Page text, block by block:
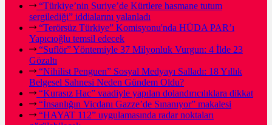
“Türkiye’nin Suriye’de Kürtlere hasmane tutum
sergilediği” iddialarını yalanladı
“Terörsüz Türkiye” Komisyonu'nda HÜDA PAR’ı
Yapıcıoğlu temsil edecek
“Suflör” Yöntemiyle 37 Milyonluk Vurgun: 4 İlde 23
Gözaltı
“Nihilist Penguen” Sosyal Medyayı Salladı: 18 Yıllık
Belgesel Sahnesi Neden Gündem Oldu?
“Kurasız Hac” vaadiyle yapılan dolandırıcılıklara dikkat
“İnsanlığın Vicdanı Gazze’de Sınanıyor” makalesi
“HAYAT 112” uygulamasında radar noktaları